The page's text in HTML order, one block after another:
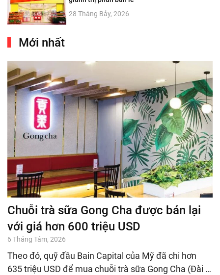
28 Tháng Bảy, 2026
Mới nhất
Chuỗi trà sữa Gong Cha được bán lại
với giá hơn 600 triệu USD
6 Tháng Tám, 2026
Theo đó, quỹ đầu Bain Capital của Mỹ đã chi hơn
635 triệu USD để mua chuỗi trà sữa Gong Cha (Đài …